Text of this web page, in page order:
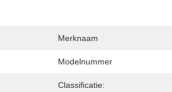
Merknaam
Modelnummer
Classificatie: